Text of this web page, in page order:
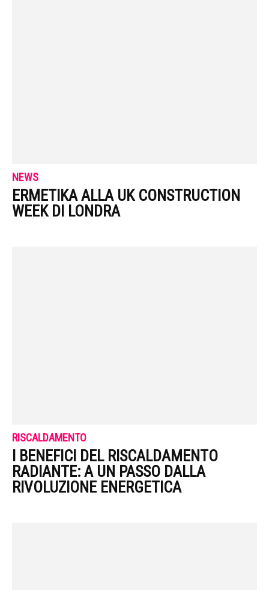
NEWS
ERMETIKA ALLA UK CONSTRUCTION
WEEK DI LONDRA
RISCALDAMENTO
I BENEFICI DEL RISCALDAMENTO
RADIANTE: A UN PASSO DALLA
RIVOLUZIONE ENERGETICA